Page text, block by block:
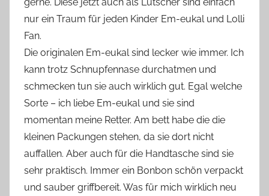
nur ein Traum für jeden Kinder Em-eukal und Lolli
Fan.
Die originalen Em-eukal sind lecker wie immer. Ich
kann trotz Schnupfennase durchatmen und
schmecken tun sie auch wirklich gut. Egal welche
Sorte – ich liebe Em-eukal und sie sind
momentan meine Retter. Am bett habe die die
kleinen Packungen stehen, da sie dort nicht
auffallen. Aber auch für die Handtasche sind sie
sehr praktisch. Immer ein Bonbon schön verpackt
und sauber griffbereit. Was für mich wirklich neu